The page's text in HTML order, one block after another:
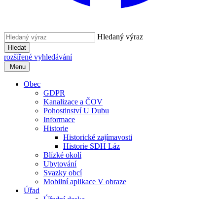
Hledaný výraz
Hledat
rozšířené vyhledávání
Menu
Obec
GDPR
Kanalizace a ČOV
Pohostinství U Dubu
Informace
Historie
Historické zajímavosti
Historie SDH Láz
Blízké okolí
Ubytování
Svazky obcí
Mobilní aplikace V obraze
Úřad